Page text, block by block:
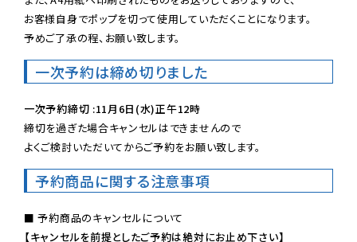
お客様自身でポップを切って使用していただくことになります。
予めご了承の程、お願い致します。
一次予約は締め切りました
一次予約締切 :11月6日(水)正午12時
締切を過ぎた場合キャンセルはできませんので
よくご検討いただいてからご予約をお願い致します。
予約商品に関する注意事項
【キャンセルを前提としたご予約は絶対にお止め下さい】